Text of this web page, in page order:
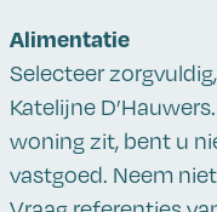
Alimentatie
Selecteer
Katelijne
woning zit, bent u
vastgoed. Neem